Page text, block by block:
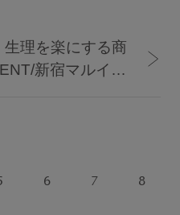
生理を楽にする商
新宿マルイ本
6 7 8